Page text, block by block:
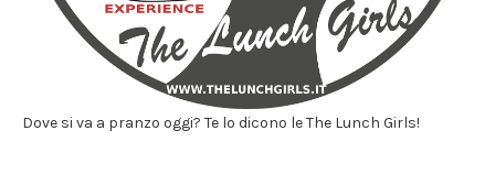
Dove si va a pranzo oggi? Te lo dicono le The Lunch Girls!